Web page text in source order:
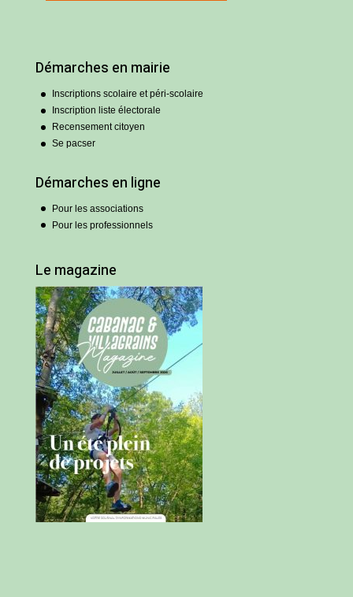
Démarches en mairie
Inscriptions scolaire et péri-scolaire
Inscription liste électorale
Recensement citoyen
Se pacser
Démarches en ligne
Pour les associations
Pour les professionnels
Le magazine